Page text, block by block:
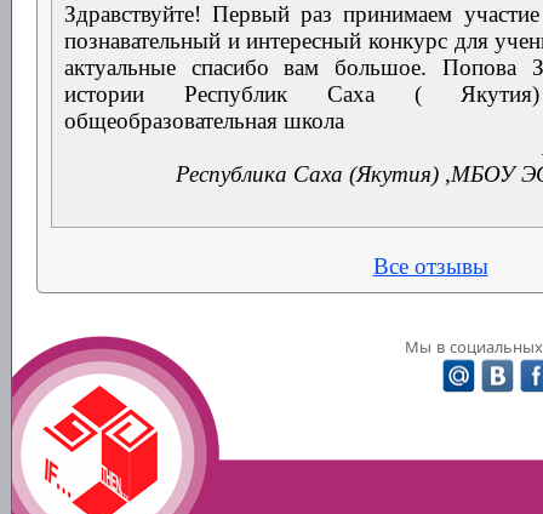
Здравствуйте! Первый раз принимаем
познавательный и интересный конкурс для
актуальные спасибо вам большое. Попова
истории Республик Саха (
общеобразовательная школа
Республика Саха (Якутия) ,МБОУ
Все отзывы
Мы в социальных